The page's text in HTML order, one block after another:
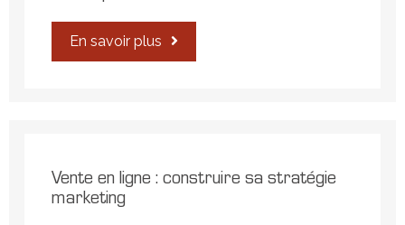
En savoir plus
Vente en ligne : construire sa stratégie
marketing